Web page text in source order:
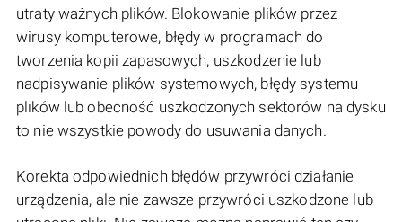
utraty ważnych plików. Blokowanie plików przez
wirusy komputerowe, błędy w programach do
tworzenia kopii zapasowych, uszkodzenie lub
nadpisywanie plików systemowych, błędy systemu
plików lub obecność uszkodzonych sektorów na dysku
to nie wszystkie powody do usuwania danych.
Korekta odpowiednich błędów przywróci działanie
urządzenia, ale nie zawsze przywróci uszkodzone lub